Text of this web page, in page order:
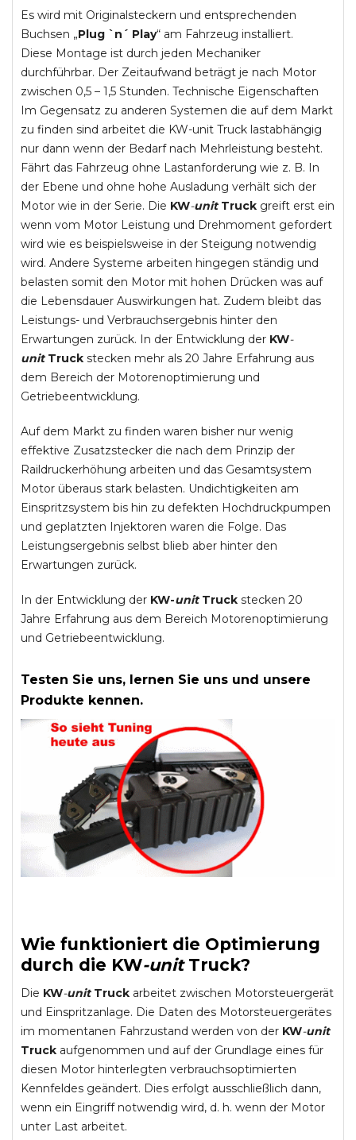
Es wird mit Originalsteckern und entsprechenden
Buchsen „Plug `n´ Play“ am Fahrzeug installiert.
Diese Montage ist durch jeden Mechaniker
durchführbar. Der Zeitaufwand beträgt je nach Motor
zwischen 0,5 – 1,5 Stunden. Technische Eigenschaften
Im Gegensatz zu anderen Systemen die auf dem Markt
zu finden sind arbeitet die KW-unit Truck lastabhängig
nur dann wenn der Bedarf nach Mehrleistung besteht.
Fährt das Fahrzeug ohne Lastanforderung wie z. B. In
der Ebene und ohne hohe Ausladung verhält sich der
Motor wie in der Serie. Die KW-unit Truck greift erst ein
wenn vom Motor Leistung und Drehmoment gefordert
wird wie es beispielsweise in der Steigung notwendig
wird. Andere Systeme arbeiten hingegen ständig und
belasten somit den Motor mit hohen Drücken was auf
die Lebensdauer Auswirkungen hat. Zudem bleibt das
Leistungs- und Verbrauchsergebnis hinter den
Erwartungen zurück. In der Entwicklung der KW-
unit Truck stecken mehr als 20 Jahre Erfahrung aus
dem Bereich der Motorenoptimierung und
Getriebeentwicklung.
Auf dem Markt zu finden waren bisher nur wenig
effektive Zusatzstecker die nach dem Prinzip der
Raildruckerhöhung arbeiten und das Gesamtsystem
Motor überaus stark belasten. Undichtigkeiten am
Einspritzsystem bis hin zu defekten Hochdruckpumpen
und geplatzten Injektoren waren die Folge. Das
Leistungsergebnis selbst blieb aber hinter den
Erwartungen zurück.
In der Entwicklung der KW-unitTruck stecken 20
Jahre Erfahrung aus dem Bereich Motorenoptimierung
und Getriebeentwicklung.
Testen Sie uns, lernen Sie uns und unsere
Produkte kennen.
Wie funktioniert die Optimierung
durch die KW-unit Truck?
Die KW-unit Truck arbeitet zwischen Motorsteuergerät
und Einspritzanlage. Die Daten des Motorsteuergerätes
im momentanen Fahrzustand werden von der KW-unit
Truck aufgenommen und auf der Grundlage eines für
diesen Motor hinterlegten verbrauchsoptimierten
Kennfeldes geändert. Dies erfolgt ausschließlich dann,
wenn ein Eingriff notwendig wird, d. h. wenn der Motor
unter Last arbeitet.